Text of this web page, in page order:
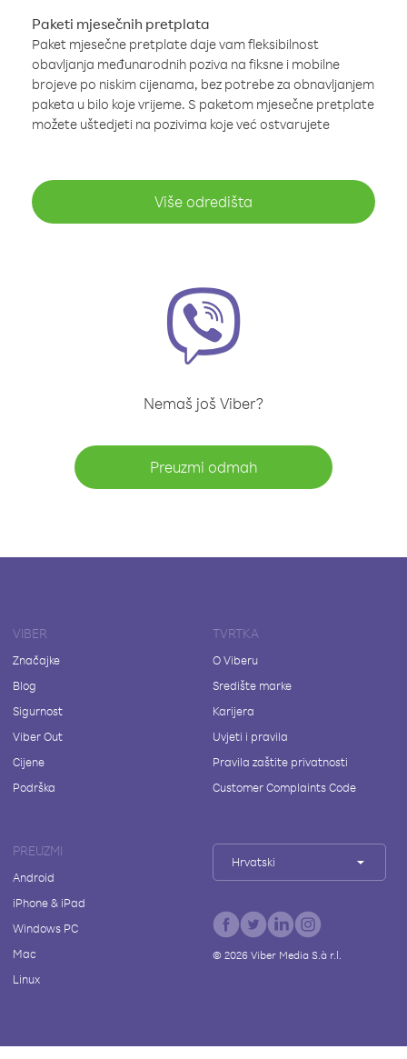
Paketi mjesečnih pretplata
Paket mjesečne pretplate daje vam fleksibilnost
obavljanja međunarodnih poziva na fiksne i mobilne
brojeve po niskim cijenama, bez potrebe za obnavljanjem
paketa u bilo koje vrijeme. S paketom mjesečne pretplate
možete uštedjeti na pozivima koje već ostvarujete
Više odredišta
Nemaš još Viber?
Preuzmi odmah
VIBER
Značajke
Blog
Sigurnost
Viber Out
Cijene
Podrška
TVRTKA
O Viberu
Središte marke
Karijera
Uvjeti i pravila
Pravila zaštite privatnosti
Customer Complaints Code
PREUZMI
Android
iPhone & iPad
Windows PC
Mac
Linux
Hrvatski
© 2026Viber Media S.à r.l.